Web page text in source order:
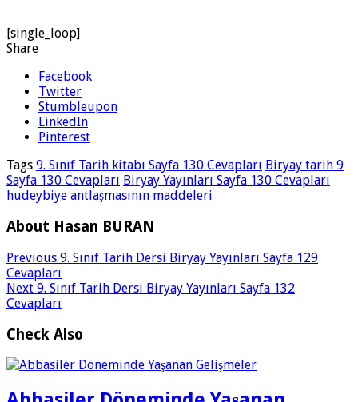
[single_loop]
Share
Facebook
Twitter
Stumbleupon
LinkedIn
Pinterest
Tags 9. Sınıf Tarih kitabı Sayfa 130 Cevapları Biryay tarih 9
Sayfa 130 Cevapları Biryay Yayınları Sayfa 130 Cevapları
hudeybiye antlaşmasının maddeleri
About Hasan BURAN
Previous 9. Sınıf Tarih Dersi Biryay Yayınları Sayfa 129
Cevapları
Next 9. Sınıf Tarih Dersi Biryay Yayınları Sayfa 132
Cevapları
Check Also